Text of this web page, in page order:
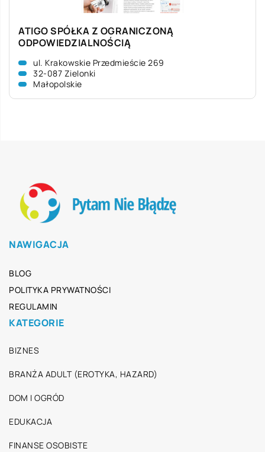
ATIGO SPÓŁKA Z OGRANICZONĄ
ODPOWIEDZIALNOŚCIĄ
ul. Krakowskie Przedmieście 269
32-087 Zielonki
Małopolskie
NAWIGACJA
BLOG
POLITYKA PRYWATNOŚCI
REGULAMIN
KATEGORIE
BIZNES
BRANŻA ADULT (EROTYKA, HAZARD)
DOM I OGRÓD
EDUKACJA
FINANSE OSOBISTE